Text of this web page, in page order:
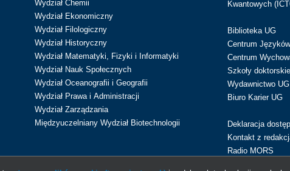
Wydział Chemii
Wydział Ekonomiczny
Wydział Filologiczny
Wydział Historyczny
Wydział Matematyki, Fizyki i Informatyki
Wydział Nauk Społecznych
Wydział Oceanografii i Geografii
Wydział Prawa i Administracji
Wydział Zarządzania
Międzyuczelniany Wydział Biotechnologii
Kwantowych
Biblioteka UG
Centrum
Centrum
Szkoły doktorskie
Wydawnictwo UG
Biuro Karier UG
Deklaracja
Kontakt z
Radio MORS